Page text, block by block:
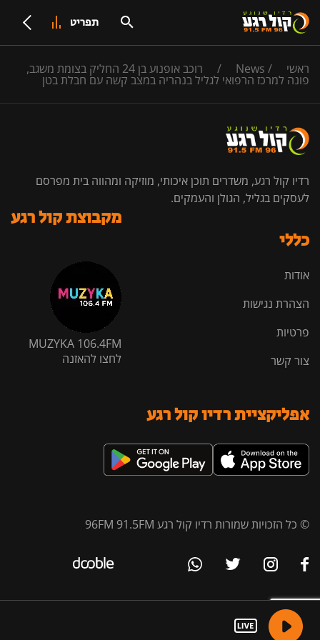
תפריט
ראשי /
News
/ רוכב אופנוע בן 24 החליק בצומת משגב,
פונה למרכז הרפואי לגליל בנהריה במצב קשה עם חבלת בטן
רדיו קול רגע, משדרים תוכן איכותי, מוזיקה ומהווה בית מפרסם
לעסקים בגליל, הגולן והעמקים.
כללי
אודות
הצהרת נגישות
פרטיות
צור קשר
מקבוצת קול רגע
MUZYKA 106.4FM
לחצו להאזנה
אפליקציית רדיו קול רגע
© כל הזכויות שמורות רדיו קול רגע 96FM 91.5FM